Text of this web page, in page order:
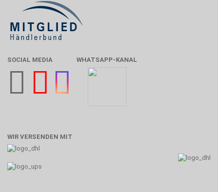
SOCIAL MEDIA WHATSAPP-KANAL
WIR VERSENDEN MIT